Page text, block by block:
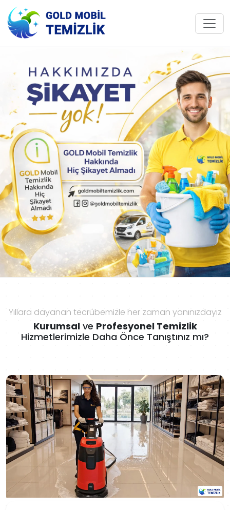
Yıllara dayanan tecrübemizle her zaman yanınızdayız
Kurumsalve Profesyonel Temizlik
Hizmetlerimizle Daha Önce Tanıştınız mı?